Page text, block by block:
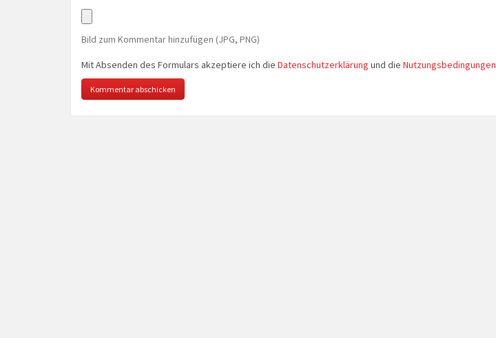
Bild zum Kommentar hinzufügen (JPG, PNG)
Mit Absenden des Formulars akzeptiere ich die Datenschutzerklärung und die Nutzungsbedingungen